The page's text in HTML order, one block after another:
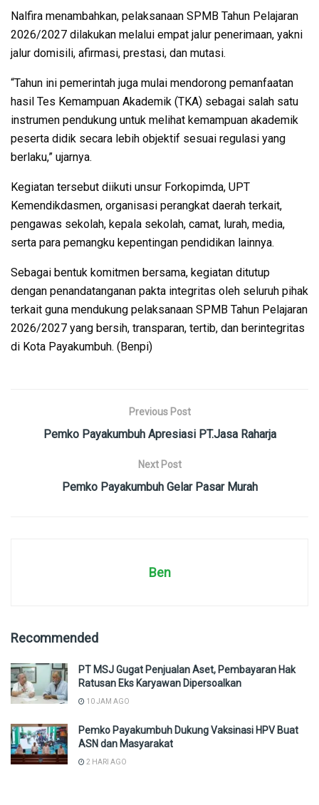
Nalfira menambahkan, pelaksanaan SPMB Tahun Pelajaran
2026/2027 dilakukan melalui empat jalur penerimaan, yakni
jalur domisili, afirmasi, prestasi, dan mutasi.
“Tahun ini pemerintah juga mulai mendorong pemanfaatan
hasil Tes Kemampuan Akademik (TKA) sebagai salah satu
instrumen pendukung untuk melihat kemampuan akademik
peserta didik secara lebih objektif sesuai regulasi yang
berlaku,” ujarnya.
Kegiatan tersebut diikuti unsur Forkopimda, UPT
Kemendikdasmen, organisasi perangkat daerah terkait,
pengawas sekolah, kepala sekolah, camat, lurah, media,
serta para pemangku kepentingan pendidikan lainnya.
Sebagai bentuk komitmen bersama, kegiatan ditutup
dengan penandatanganan pakta integritas oleh seluruh pihak
terkait guna mendukung pelaksanaan SPMB Tahun Pelajaran
2026/2027 yang bersih, transparan, tertib, dan berintegritas
di Kota Payakumbuh. (Benpi)
Previous Post
Pemko Payakumbuh Apresiasi PT.Jasa Raharja
Next Post
Pemko Payakumbuh Gelar Pasar Murah
Ben
Recommended
PT MSJ Gugat Penjualan Aset, Pembayaran Hak
Ratusan Eks Karyawan Dipersoalkan
10 JAM AGO
Pemko Payakumbuh Dukung Vaksinasi HPV Buat
ASN dan Masyarakat
2 HARI AGO